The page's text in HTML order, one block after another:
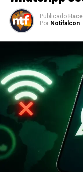
Publicado
Por Notifalcon